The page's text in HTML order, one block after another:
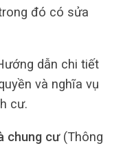
đó có sửa
dẫn chi tiết
và nghĩa vụ
cư.
chung cư(Thông